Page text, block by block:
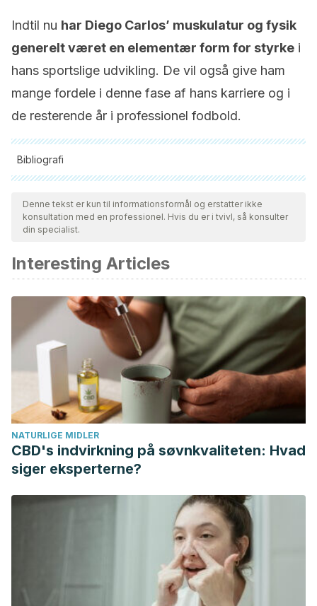
Indtil nu har Diego Carlos’ muskulatur og fysik
generelt været en elementær form for styrke i
hans sportslige udvikling. De vil også give ham
mange fordele i denne fase af hans karriere og i
de resterende år i professionel fodbold.
Bibliografi
Alle citerede kilder blev grundigt gennemgået af vores team
for at sikre deres kvalitet, pålidelighed, aktualitet og validitet.
Bibliografien i denne artikel blev betragtet som pålidelig og af
Sierra, J. 20 de julio de 2022. En Inglaterra ya conocen el
físico de Diego Carlos. Estadio Deportivo.
https://www.estadiodeportivo.com/futbol/sevilla-
fc/inglaterra-conocen-fisico-diego-carlos-20220720-
402207.html
Piqueras, A. 1 de diciembre de 2019. El triunfo de la
genética: un portento físico llamado Diego Carlos. As.
https://as.com/deporteyvida/2019/12/01/portada/
Diego Carlos. Transfermarkt.
https://www.transfermarkt.es/diego-
carlos/profil/spieler/329145
Diego Carlos y su pésimo comienzo en Aston Villa: se
rompió el tendón de Aquiles. 15 de agosto de 2022.
https://www.directvsports.com/noticia/diego-carlos-y-su-
pesimo-comienzo-en-aston-villa-se-rompio-el-tendon-de-
Lesiones de Diego Carlos. Fichajes.com.
Denne tekst er kun til informationsformål og erstatter ikke
konsultation med en professionel. Hvis du er i tvivl, så konsulter
din specialist.
Interesting Articles
NATURLIGE MIDLER
CBD's indvirkning på søvnkvaliteten: Hvad
siger eksperterne?